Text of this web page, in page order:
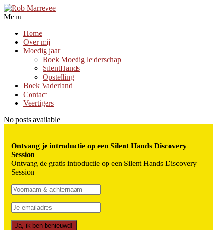
Menu
Home
Over mij
Moedig jaar
Boek Moedig leiderschap
SilentHands
Opstelling
Boek Vaderland
Contact
Veertigers
No posts available
Ontvang je introductie op een Silent Hands Discovery
Session
Ontvang de gratis introductie op een Silent Hands Discovery
Session